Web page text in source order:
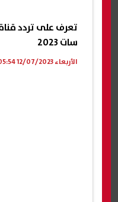
تعرف على تردد
سات 2023
الأربعاء 12/07/2023 05:54 م